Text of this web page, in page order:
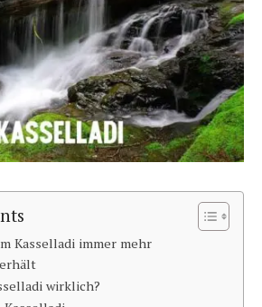
Kasselladi immer mehr
wirklich?